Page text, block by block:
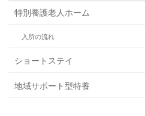
特別養護老人ホーム
入所の流れ
ショートステイ
地域サポート型特養